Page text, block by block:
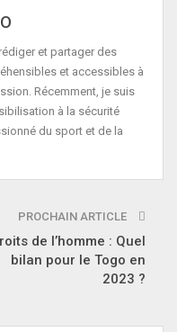
et partager des
et accessibles à
Récemment, je suis
à la sécurité
du sport et de la
PROCHAIN ARTICLE
de l’homme : Quel
bilan pour le Togo en
2023 ?